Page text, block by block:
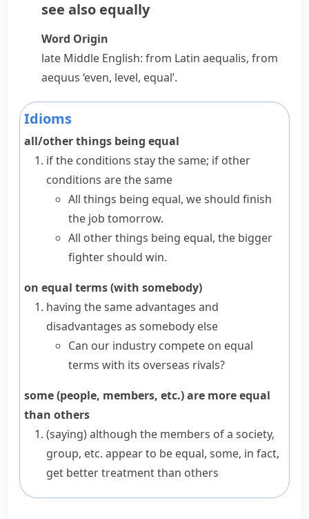
see also equally
Word Origin
late Middle English: from Latin aequalis, from
aequus ‘even, level, equal’.
Idioms
all/other things being equal
if the conditions stay the same; if other
conditions are the same
All things being equal, we should finish
the job tomorrow.
All other things being equal, the bigger
fighter should win.
on equal terms (with somebody)
having the same advantages and
disadvantages as somebody else
Can our industry compete on equal
terms with its overseas rivals?
some (people, members, etc.) are more equal
than others
(saying)although the members of a society,
group, etc. appear to be equal, some, in fact,
get better treatment than others